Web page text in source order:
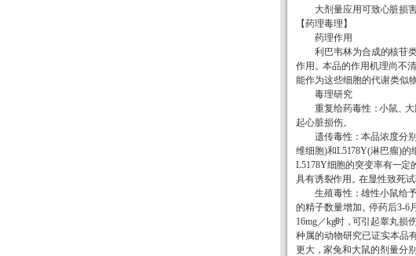
大剂量应用可致心脏损
【药理毒理】
药理作用
利巴韦林为合成的核苷
作用 。本品的作用机理尚不
能作为这些细胞的代谢类似
毒理研究
重复给药毒性 ： 小鼠、
起心脏损伤。
遗传毒性 ： 本品浓度分
维细胞)和L5178Y(淋巴瘤)的
L5178Y细胞的突变率有一定
具有诱裂作用 。在显性致死试
生殖毒性 ： 雄性小鼠给
的精子数量增加。停药后3-6月
16mg／kg时 ， 可引起睾丸损
种属的动物研究已证实本品
更大 ， 家兔和大鼠的剂量分